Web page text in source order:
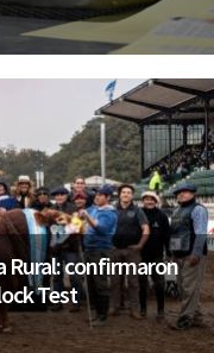
Rural: confirmaron
Test